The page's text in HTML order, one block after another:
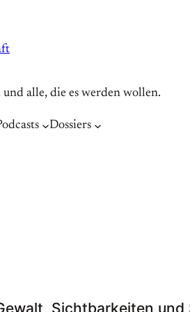
alle, die es werden wollen.
Dossiers
Sichtbarkeiten und